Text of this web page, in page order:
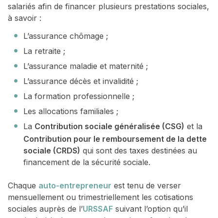
salariés afin de financer plusieurs prestations sociales,
à savoir :
L’assurance chômage ;
La retraite ;
L’assurance maladie et maternité ;
L’assurance décès et invalidité ;
La formation professionnelle ;
Les allocations familiales ;
La Contribution sociale généralisée (CSG) et la
Contribution pour le remboursement de la dette
sociale (CRDS) qui sont des taxes destinées au
financement de la sécurité sociale.
Chaque auto-entrepreneur est tenu de verser
mensuellement ou trimestriellement les cotisations
sociales auprès de l’URSSAF suivant l’option qu’il